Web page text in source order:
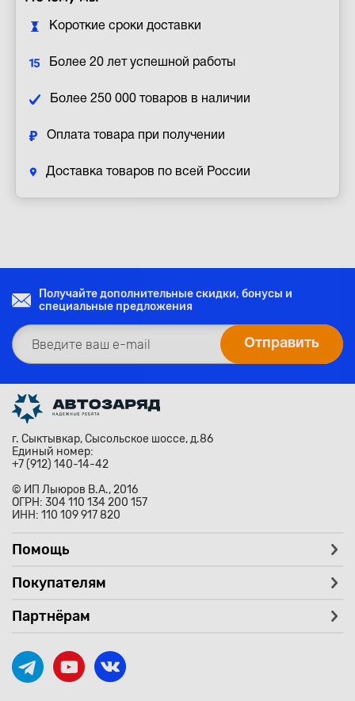
Короткие сроки доставки
Более 20 лет успешной работы
Более 250 000 товаров в наличии
Оплата товара при получении
Доставка товаров по всей России
Получайте дополнительные скидки, бонусы и
специальные предложения
г. Сыктывкар, Сысольское шоссе, д.86
Единый номер:
+7 (912) 140-14-42
© ИП Лыюров В.А., 2016
ОГРН: 304 110 134 200 157
ИНН: 110 109 917 820
Помощь
Покупателям
Партнёрам